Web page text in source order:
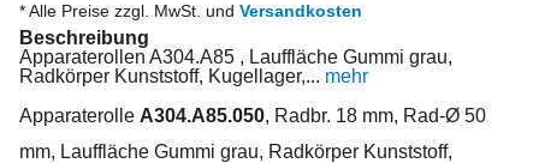
* Alle Preise zzgl. MwSt. und Versandkosten
Beschreibung
Apparaterollen A304.A85 , Lauffläche Gummi grau,
Radkörper Kunststoff, Kugellager,... mehr
Apparaterolle A304.A85.050, Radbr. 18 mm, Rad-Ø 50
mm, Lauffläche Gummi grau, Radkörper Kunststoff,